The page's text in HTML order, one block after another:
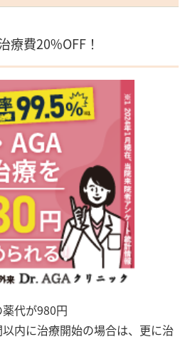
療費20%OFF！
代が980円
内に治療開始の場合は、更に治